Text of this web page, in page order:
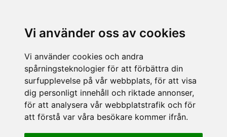
Vi använder oss av cookies
Vi använder cookies och andra
spårningsteknologier för att förbättra din
surfupplevelse på vår webbplats, för att visa
dig personligt innehåll och riktade annonser,
för att analysera vår webbplatstrafik och för
att förstå var våra besökare kommer ifrån.